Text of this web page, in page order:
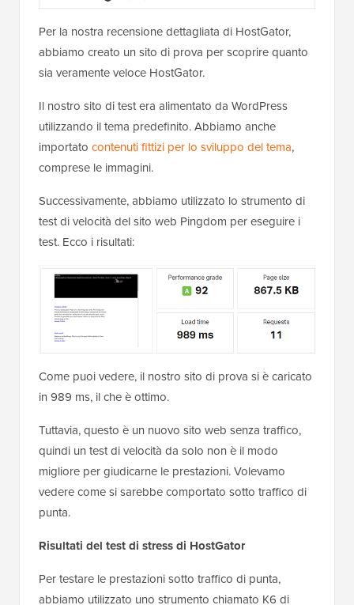
Per la nostra recensione dettagliata di HostGator,
abbiamo creato un sito di prova per scoprire quanto
sia veramente veloce HostGator.
Il nostro sito di test era alimentato da WordPress
utilizzando il tema predefinito. Abbiamo anche
importato contenuti fittizi per lo sviluppo del tema,
comprese le immagini.
Successivamente, abbiamo utilizzato lo strumento di
test di velocità del sito web Pingdom per eseguire i
test. Ecco i risultati:
Come puoi vedere, il nostro sito di prova si è caricato
in 989 ms, il che è ottimo.
Tuttavia, questo è un nuovo sito web senza traffico,
quindi un test di velocità da solo non è il modo
migliore per giudicarne le prestazioni. Volevamo
vedere come si sarebbe comportato sotto traffico di
punta.
Risultati del test di stress di HostGator
Per testare le prestazioni sotto traffico di punta,
abbiamo utilizzato uno strumento chiamato K6 di